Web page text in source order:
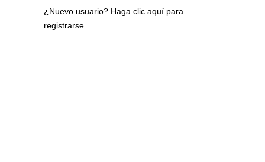
¿Nuevo usuario? Haga clic aquí para
registrarse